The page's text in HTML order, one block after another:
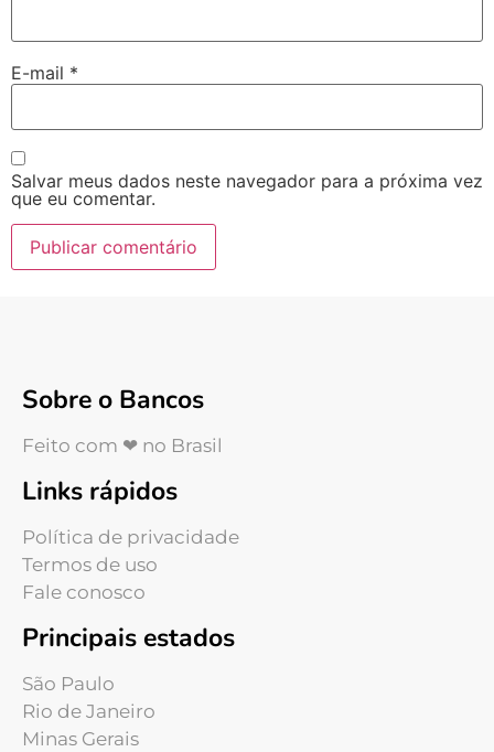
E-mail *
Salvar meus dados neste navegador para a próxima vez
que eu comentar.
Sobre o Bancos
Feito com ❤ no Brasil
Links rápidos
Política de privacidade
Termos de uso
Fale conosco
Principais estados
São Paulo
Rio de Janeiro
Minas Gerais